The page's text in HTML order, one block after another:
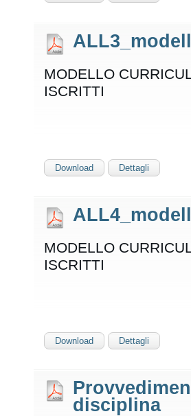
MODELLO
ISCRITTI
Download Dettagli
MODELLO
ISCRITTI
Download Dettagli
disciplina